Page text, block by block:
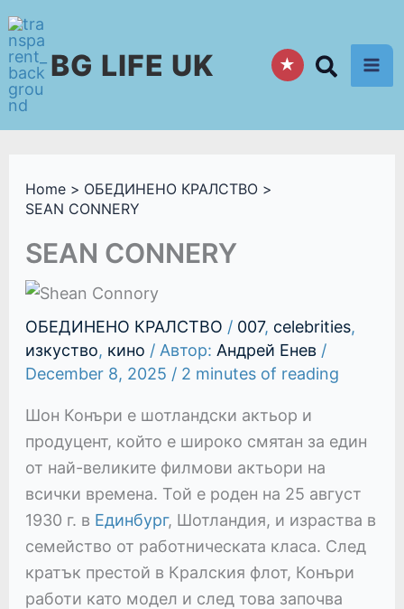
Skip
to
contentBG LIFE UK ★
Home
ОБЕДИНЕНО КРАЛСТВО
SEAN CONNERY
SEAN CONNERY
ОБЕДИНЕНО КРАЛСТВО / 007, celebrities,
изкуство, кино / Автор: Андрей Енев /
December 8, 2025 / 2 minutes of reading
Шон Конъри е шотландски актьор и
продуцент, който е широко смятан за един
от най-великите филмови актьори на
всички времена. Той е роден на 25 август
1930 г. в Единбург, Шотландия, и израства в
семейство от работническата класа. След
кратък престой в Кралския флот, Конъри
работи като модел и след това започва